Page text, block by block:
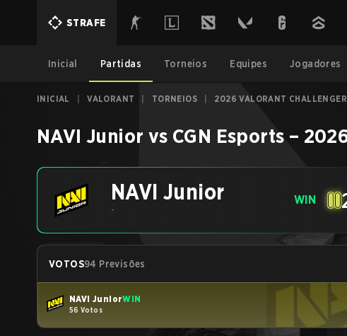
STRAFE
Inicial Partidas Torneios Equipes Jogadores
INICIAL VALORANT TORNEIOS 2026 VALORANT
NAVI Junior vs CGN Esports –
NAVI Junior
-
WIN
VOTOS94 Previsões
NAVI JuniorWIN
56 Votos